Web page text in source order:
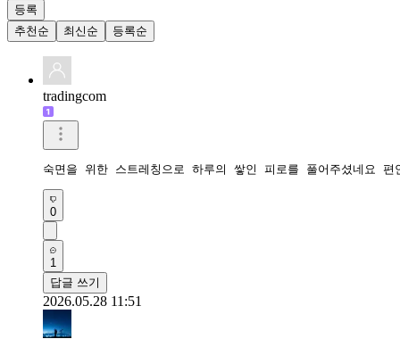
등록
추천순
최신순 등록순
tradingcom
숙면을 위한 스트레칭으로 하루의 쌓인 피로를 풀어주셨네요
0
1
답글 쓰기
2026.05.28 11:51